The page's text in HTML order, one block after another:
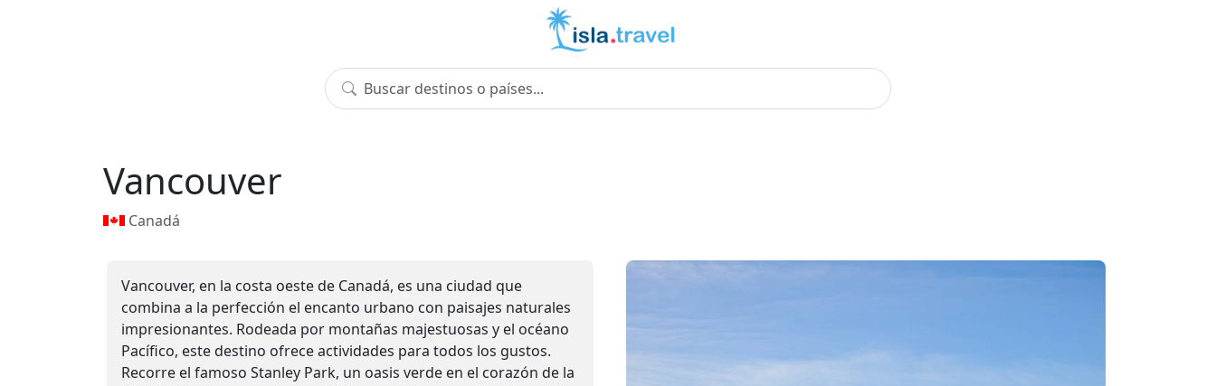
Vancouver
Canadá
Vancouver, en la costa oeste de Canadá, es una ciudad que
combina a la perfección el encanto urbano con paisajes naturales
impresionantes. Rodeada por montañas majestuosas y el océano
Pacífico, este destino ofrece actividades para todos los gustos.
Recorre el famoso Stanley Park, un oasis verde en el corazón de la